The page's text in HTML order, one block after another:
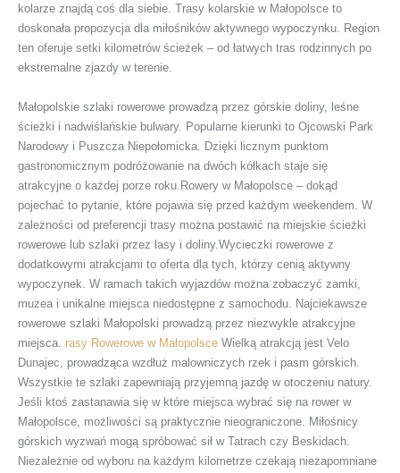
kolarze znajdą coś dla siebie. Trasy kolarskie w Małopolsce to
doskonała propozycja dla miłośników aktywnego wypoczynku. Region
ten oferuje setki kilometrów ścieżek – od łatwych tras rodzinnych po
ekstremalne zjazdy w terenie.
Małopolskie szlaki rowerowe prowadzą przez górskie doliny, leśne
ścieżki i nadwiślańskie bulwary. Popularne kierunki to Ojcowski Park
Narodowy i Puszcza Niepołomicka. Dzięki licznym punktom
gastronomicznym podróżowanie na dwóch kółkach staje się
atrakcyjne o każdej porze roku.Rowery w Małopolsce – dokąd
pojechać to pytanie, które pojawia się przed każdym weekendem. W
zależności od preferencji trasy można postawić na miejskie ścieżki
rowerowe lub szlaki przez lasy i doliny.Wycieczki rowerowe z
dodatkowymi atrakcjami to oferta dla tych, którzy cenią aktywny
wypoczynek. W ramach takich wyjazdów można zobaczyć zamki,
muzea i unikalne miejsca niedostępne z samochodu. Najciekawsze
rowerowe szlaki Małopolski prowadzą przez niezwykle atrakcyjne
miejsca. rasy Rowerowe w Małopolsce Wielką atrakcją jest Velo
Dunajec, prowadząca wzdłuż malowniczych rzek i pasm górskich.
Wszystkie te szlaki zapewniają przyjemną jazdę w otoczeniu natury.
Jeśli ktoś zastanawia się w które miejsca wybrać się na rower w
Małopolsce, możliwości są praktycznie nieograniczone. Miłośnicy
górskich wyzwań mogą spróbować sił w Tatrach czy Beskidach.
Niezależnie od wyboru na każdym kilometrze czekają niezapomniane